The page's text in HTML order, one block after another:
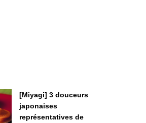
[Miyagi] 3 douceurs
japonaises
représentatives de